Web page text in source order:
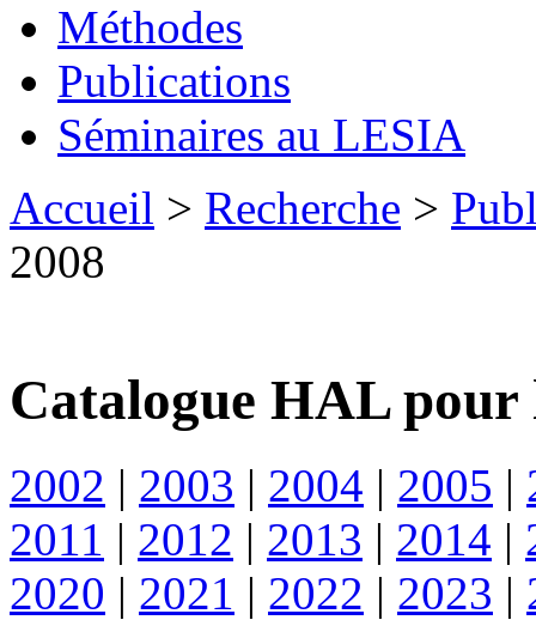
Méthodes
Publications
Séminaires au LESIA
Accueil > Recherche >
2008
Catalogue HAL pour
2002 | 2003 | 2004 | 2005 |
2011 | 2012 | 2013 | 2014 |
2020 | 2021 | 2022 | 2023 |